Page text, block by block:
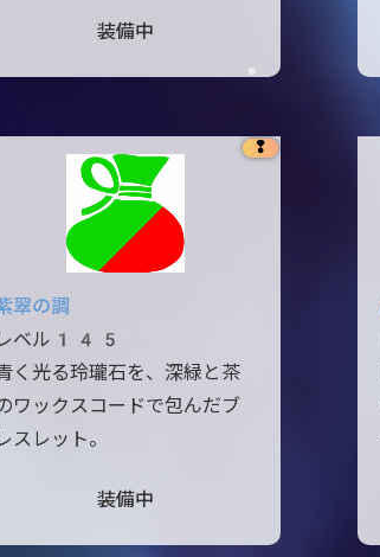
装備中
❢
翠の調
ベル145
く光る玲瓏石を、深緑と茶
ワックスコードで包んだブ
スレット。
装備中